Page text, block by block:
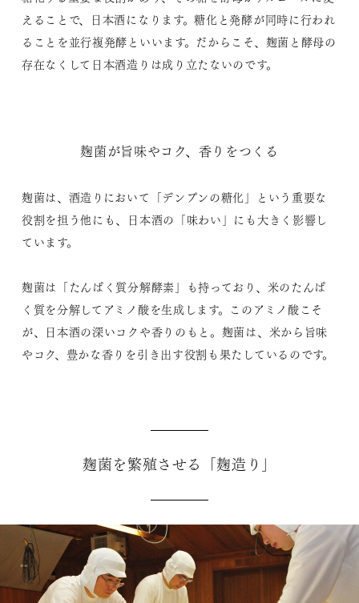
えることで、日本酒になります。糖化と発酵が同時に行われ
ることを並行複発酵といいます。だからこそ、麹菌と酵母の
存在なくして日本酒造りは成り立たないのです。
麹菌が旨味やコク、香りをつくる
麹菌は、酒造りにおいて「デンプンの糖化」という重要な
役割を担う他にも、日本酒の「味わい」にも大きく影響し
ています。
麹菌は「たんぱく質分解酵素」も持っており、米のたんぱ
く質を分解してアミノ酸を生成します。このアミノ酸こそ
が、日本酒の深いコクや香りのもと。麹菌は、米から旨味
やコク、豊かな香りを引き出す役割も果たしているのです。
麹菌を繁殖させる「麹造り」